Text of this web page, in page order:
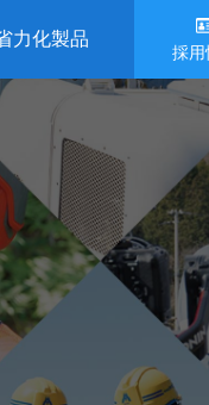
力化製品
採用